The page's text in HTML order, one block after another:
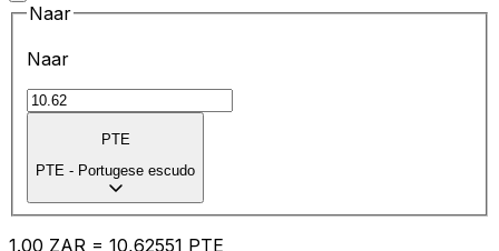
Naar
Naar
PTE
PTE - Portugese escudo
1.00 ZAR = 10,62551 PTE